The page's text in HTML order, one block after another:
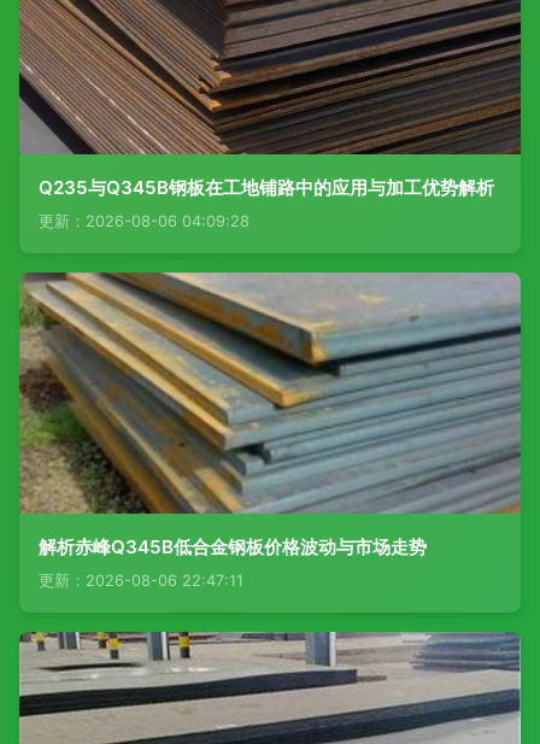
Q235与Q345B钢板在工地铺路中的应用与加工优势解析
更新：2026-08-06 04:09:28
解析赤峰Q345B低合金钢板价格波动与市场走势
更新：2026-08-06 22:47:11